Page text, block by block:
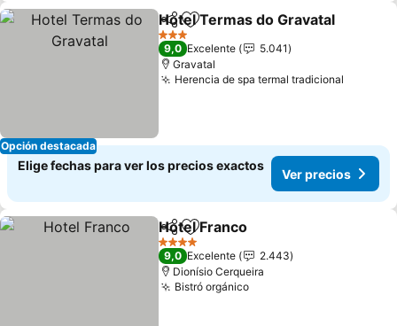
Opción destacada
CompartirAgregar a favoritos
Hotel Termas do Gravatal
3 Estrellas
9,0 Excelente
5.041
Gravatal
Herencia de spa termal tradicional
Elige fechas para ver los precios exactos
Ver precios
CompartirAgregar a favoritos
Hotel Franco
4 Estrellas
9,0 Excelente
2.443
Dionísio Cerqueira
Bistró orgánico